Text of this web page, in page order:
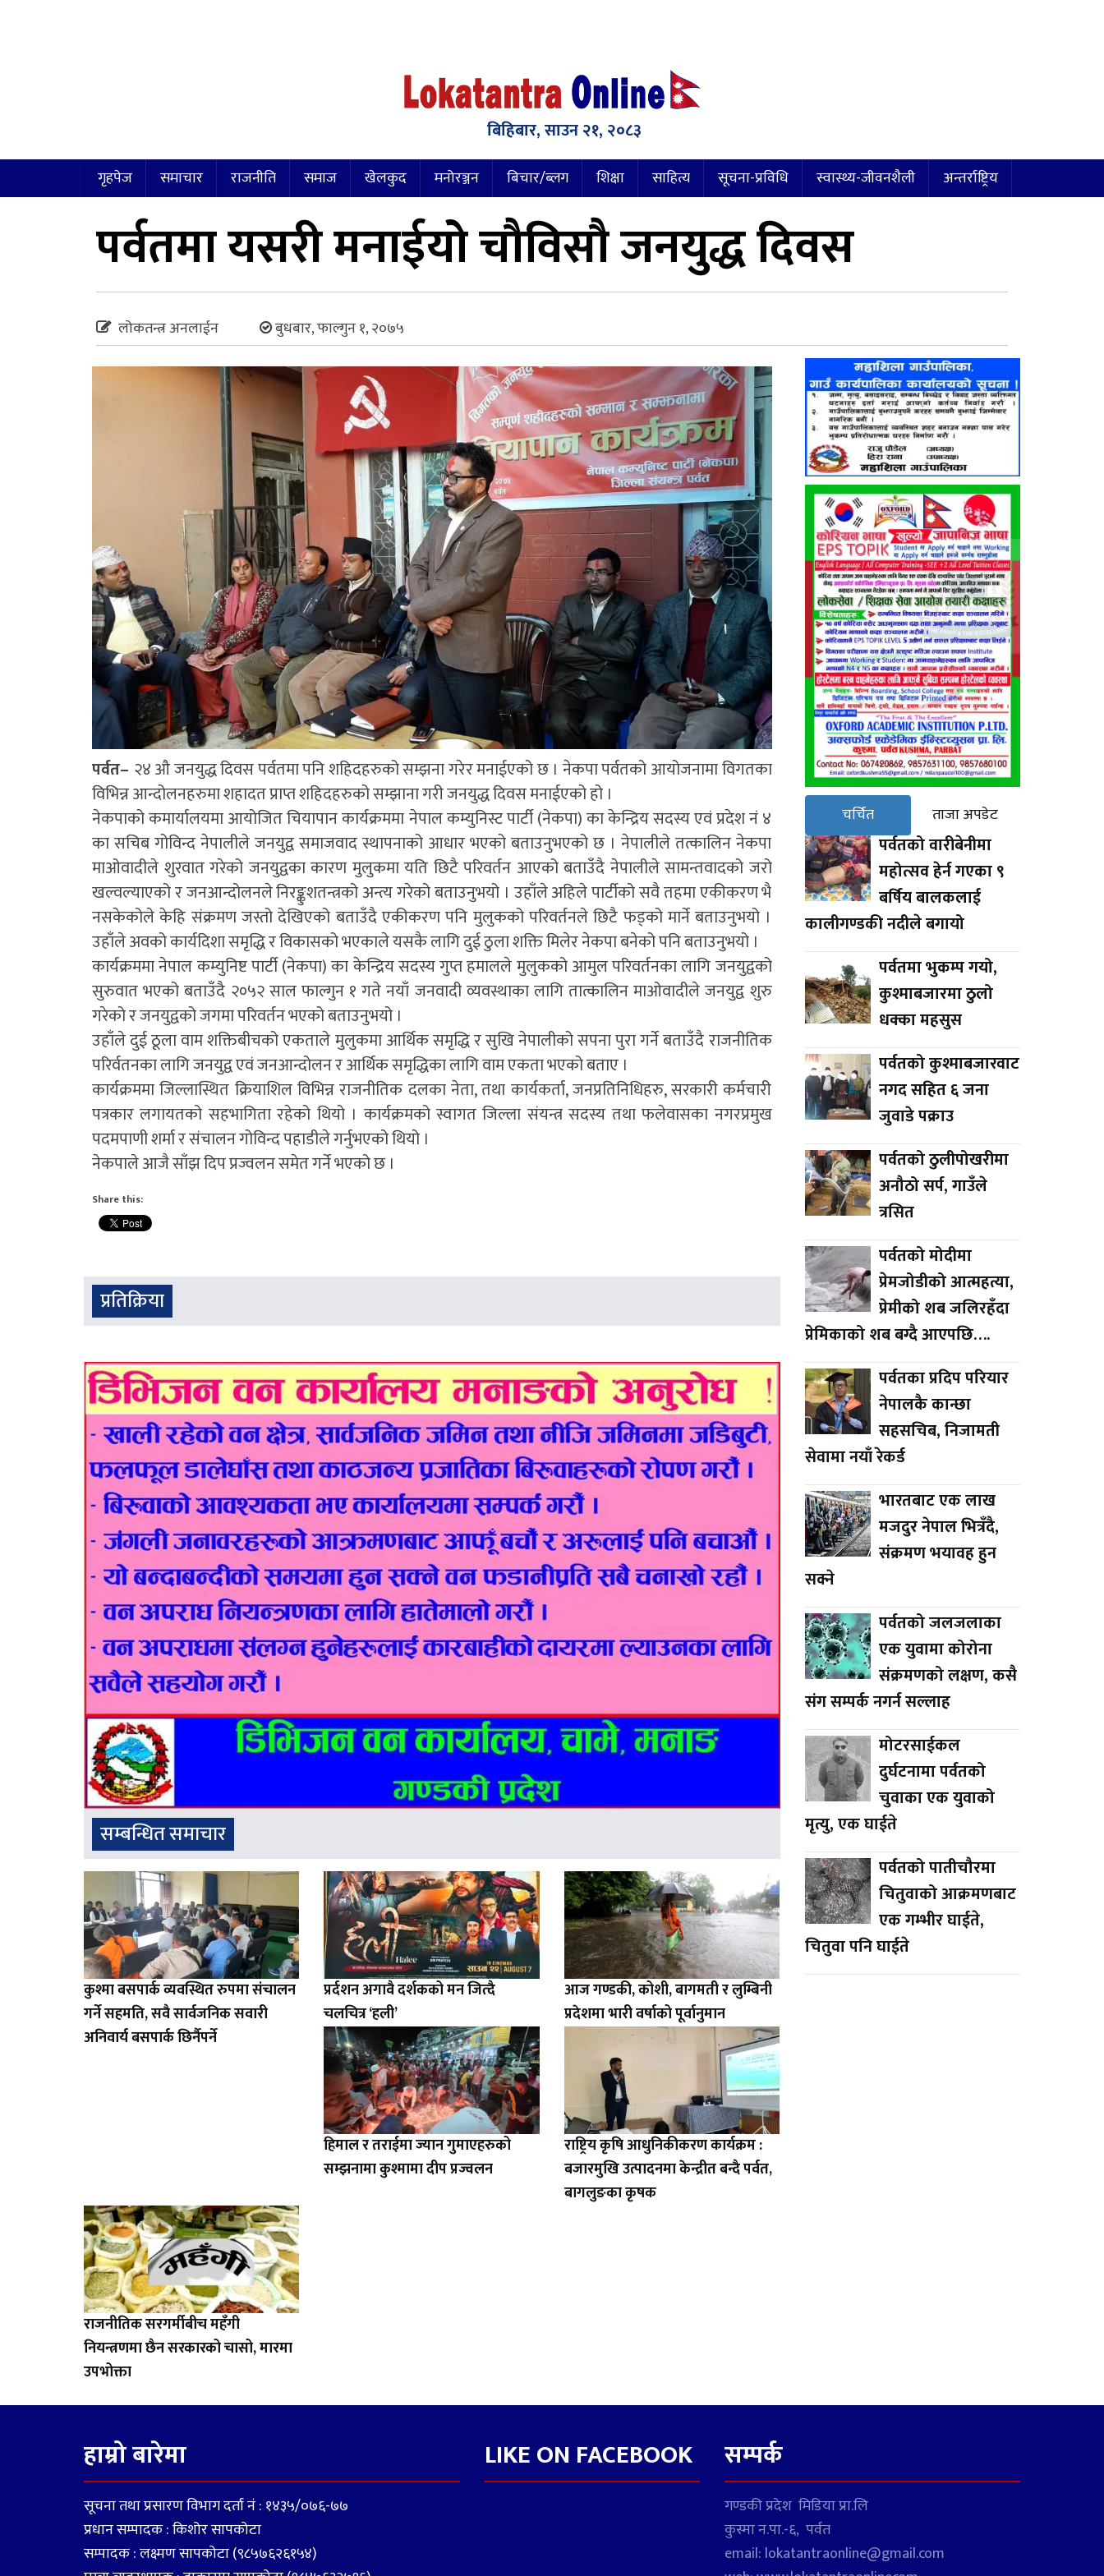
बिहिबार, साउन २१, २०८३
गृहपेज समाचार राजनीति समाज खेलकुद मनोरञ्जन बिचार/ब्लग शिक्षा साहित्य सूचना-प्रविधि स्वास्थ्य-जीवनशैली अन्तर्राष्ट्रिय
पर्वतमा यसरी मनाईयो चौविसौ जनयुद्ध दिवस
लोकतन्त्र अनलाईन बुधबार, फाल्गुन १, २०७५
पर्वत– २४ औ जनयुद्ध दिवस पर्वतमा पनि शहिदहरुको सम्झना गरेर मनाईएको छ । नेकपा पर्वतको आयोजनामा विगतका
विभिन्न आन्दोलनहरुमा शहादत प्राप्त शहिदहरुको सम्झाना गरी जनयुद्ध दिवस मनाईएको हो ।
नेकपाको कमार्यालयमा आयोजित चियापान कार्यक्रममा नेपाल कम्युनिस्ट पार्टी (नेकपा) का केन्द्रिय सदस्य एवं प्रदेश नं ४
का सचिब गोविन्द नेपालीले जनयुद्व समाजवाद स्थापनाको आधार भएको बताउनुभएको छ । नेपालीले तत्कालिन नेकपा
माओवादीले शुरवात गरेको जनयुद्वका कारण मुलुकमा यति छिटै परिवर्तन आएको बताउँदै नेपालीले सामन्तवादको जरो
खल्वल्याएको र जनआन्दोलनले निरङ्कुशतन्त्रको अन्त्य गरेको बताउनुभयो । उहाँले अहिले पार्टीको सवै तहमा एकीकरण भै
नसकेकोले केहि संक्रमण जस्तो देखिएको बताउँदै एकीकरण पनि मुलुकको परिवर्तनले छिटै फड्को मार्ने बताउनुभयो ।
उहाँले अवको कार्यदिशा समृद्धि र विकासको भएकाले यसकै लागि दुई ठुला शक्ति मिलेर नेकपा बनेको पनि बताउनुभयो ।
कार्यक्रममा नेपाल कम्युनिष्ट पार्टी (नेकपा) का केन्द्रिय सदस्य गुप्त हमालले मुलुकको आमुल परिवर्तनका लागि जनयुद्वको
सुरुवात भएको बताउँदै २०५२ साल फाल्गुन १ गते नयाँ जनवादी व्यवस्थाका लागि तात्कालिन माओवादीले जनयुद्व शुरु
गरेको र जनयुद्वको जगमा परिवर्तन भएको बताउनुभयो ।
उहाँले दुई ठूला वाम शक्तिबीचको एकताले मुलुकमा आर्थिक समृद्धि र सुखि नेपालीको सपना पुरा गर्ने बताउँदै राजनीतिक
परिर्वतनका लागि जनयुद्व एवं जनआन्दोलन र आर्थिक समृद्धिका लागि वाम एकता भएको बताए ।
कार्यक्रममा जिल्लास्थित क्रियाशिल विभिन्न राजनीतिक दलका नेता, तथा कार्यकर्ता, जनप्रतिनिधिहरु, सरकारी कर्मचारी
पत्रकार लगायतको सहभागिता रहेको थियो । कार्यक्रमको स्वागत जिल्ला संयन्त्र सदस्य तथा फलेवासका नगरप्रमुख
पदमपाणी शर्मा र संचालन गोविन्द पहाडीले गर्नुभएको थियो ।
नेकपाले आजै साँझ दिप प्रज्वलन समेत गर्ने भएको छ ।
Share this:
प्रतिक्रिया
सम्बन्धित समाचार
कुश्मा बसपार्क व्यवस्थित रुपमा संचालन
गर्ने सहमति, सवै सार्वजनिक सवारी
अनिवार्य बसपार्क छिर्नैपर्ने
प्रर्दशन अगावै दर्शकको मन जित्दै
चलचित्र ‘हली’
आज गण्डकी, कोशी, बागमती र लुम्बिनी
प्रदेशमा भारी वर्षाको पूर्वानुमान
हिमाल र तराईमा ज्यान गुमाएहरुको
सम्झनामा कुश्मामा दीप प्रज्वलन
राष्ट्रिय कृषि आधुनिकीकरण कार्यक्रम :
बजारमुखि उत्पादनमा केन्द्रीत बन्दै पर्वत,
बागलुङका कृषक
राजनीतिक सरगर्मीबीच महँगी
नियन्त्रणमा छैन सरकारको चासो, मारमा
उपभोक्ता
चर्चित ताजा अपडेट
पर्वतको वारीबेनीमा
महोत्सव हेर्न गएका ९
बर्षिय बालकलाई
कालीगण्डकी नदीले बगायो
पर्वतमा भुकम्प गयो,
कुश्माबजारमा ठुलो
धक्का महसुस
पर्वतको कुश्माबजारवाट
नगद सहित ६ जना
जुवाडे पक्राउ
पर्वतको ठुलीपोखरीमा
अनौठो सर्प, गाउँले
त्रसित
पर्वतको मोदीमा
प्रेमजोडीको आत्महत्या,
प्रेमीको शब जलिरहँदा
प्रेमिकाको शब बग्दै आएपछि….
पर्वतका प्रदिप परियार
नेपालकै कान्छा
सहसचिब, निजामती
सेवामा नयाँ रेकर्ड
भारतबाट एक लाख
मजदुर नेपाल भित्रँदै,
संक्रमण भयावह हुन
सक्ने
पर्वतको जलजलाका
एक युवामा कोरोना
संक्रमणको लक्षण, कसै
संग सम्पर्क नगर्न सल्लाह
मोटरसाईकल
दुर्घटनामा पर्वतको
चुवाका एक युवाको
मृत्यु, एक घाईते
पर्वतको पातीचौरमा
चितुवाको आक्रमणबाट
एक गम्भीर घाईते,
चितुवा पनि घाईते
हाम्रो बारेमा
सूचना तथा प्रसारण विभाग दर्ता नं : १४३५/०७६-७७
प्रधान सम्पादक : किशोर सापकोटा
सम्पादक : लक्ष्मण सापकोटा (९८५७६२६१५४)
LIKE ON FACEBOOK सम्पर्क
गण्डकी प्रदेश मिडिया प्रा.लि
कुस्मा न.पा.-६, पर्वत
email: lokatantraonline@gmail.com